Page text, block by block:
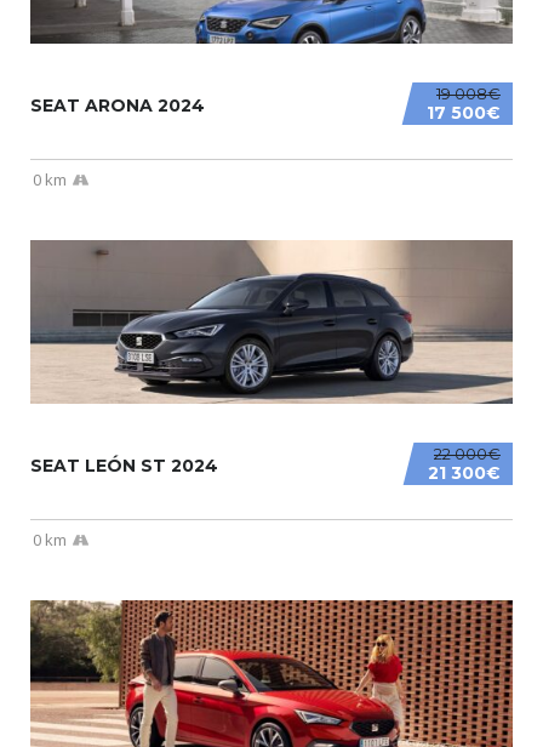
19 008€
17 500€
SEAT ARONA 2024
0 km
22 000€
21 300€
SEAT LEÓN ST 2024
0 km